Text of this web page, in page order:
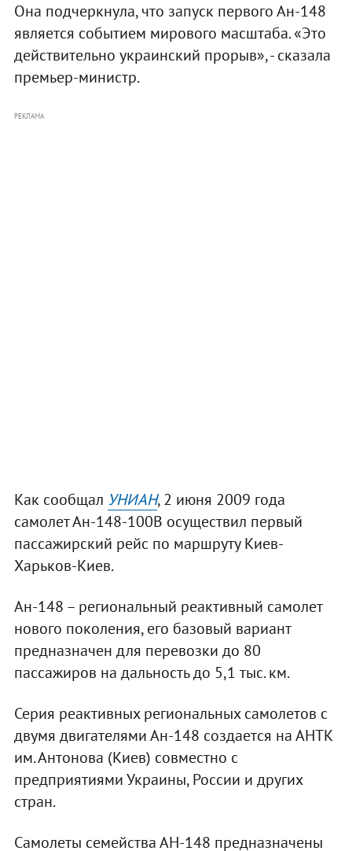
Она подчеркнула, что запуск первого Ан-148
является событием мирового масштаба. «Это
действительно украинский прорыв», - сказала
премьер-министр.
РЕКЛАМА
Как сообщал УНИАН, 2 июня 2009 года
самолет Ан-148-100В осуществил первый
пассажирский рейс по маршруту Киев-
Харьков-Киев.
Ан-148 – региональный реактивный самолет
нового поколения, его базовый вариант
предназначен для перевозки до 80
пассажиров на дальность до 5,1 тыс. км.
Серия реактивных региональных самолетов с
двумя двигателями Ан-148 создается на АНТК
им. Антонова (Киев) совместно с
предприятиями Украины, России и других
стран.
Самолеты семейства АН-148 предназначены